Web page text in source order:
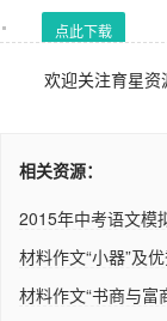
点此下载
欢迎关注育星资
相关资源：
2015年中考语文模
材料作文“小器”及
材料作文“书商与富